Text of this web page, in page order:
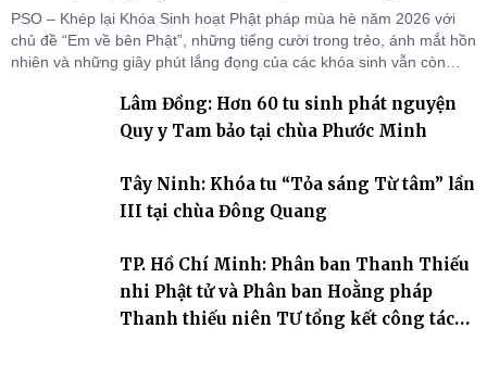
PSO – Khép lại Khóa Sinh hoạt Phật pháp mùa hè năm 2026 với
chủ đề “Em về bên Phật”, những tiếng cười trong trẻo, ánh mắt hồn
nhiên và những giây phút lắng đọng của các khóa sinh vẫn còn
Tháp). Những tuần tu học ngắn ngủi nhưng đã trở thành hành
trang quý báu, gieo những hạt giống thiện l
Lâm Đồng: Hơn 60 tu sinh phát nguyện
Quy y Tam bảo tại chùa Phước Minh
Tây Ninh: Khóa tu “Tỏa sáng Từ tâm” lần
III tại chùa Đông Quang
TP. Hồ Chí Minh: Phân ban Thanh Thiếu
nhi Phật tử và Phân ban Hoằng pháp
Thanh thiếu niên TƯ tổng kết công tác